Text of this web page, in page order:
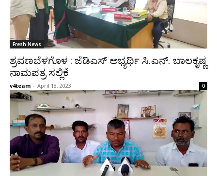
Fresh News
ಶ್ರವಣಬೆಳಗೊಳ : ಜೆಡಿಎಸ್ ಅಭ್ಯರ್ಥಿ ಸಿ.ಎನ್. ಬಾಲಕೃಷ್ಣ
ನಾಮಪತ್ರ ಸಲ್ಲಿಕೆ
v4team - April 18, 2023 0